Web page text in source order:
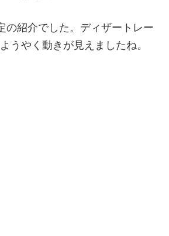
の紹介でした。ディザートレー
うやく動きが見えましたね。